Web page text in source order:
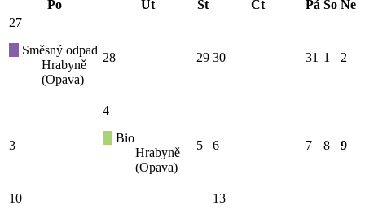
Po
Út St Čt Pá So Ne
27
Směsný odpad
Hrabyně
(Opava)
28 29 30 31 1 2
3
4
Bio
Hrabyně
(Opava)
5 6 7 8 9
10
13